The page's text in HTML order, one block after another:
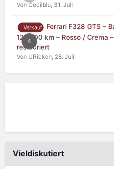
Von Cecilblu, 31. Juli
4
Verkauf
Ferrari F328 GTS –
125.000 km – Rosso / Crema
restauriert
Von URicken, 28. Juli
Vieldiskutiert